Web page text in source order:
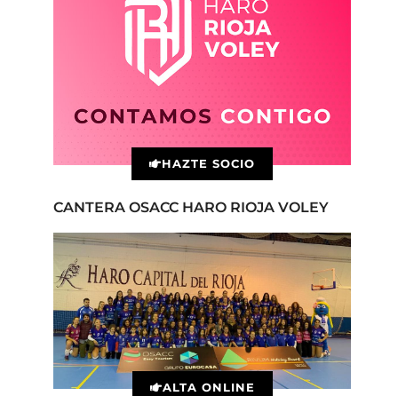
HAZTE SOCIO
CANTERA OSACC HARO RIOJA VOLEY
ALTA ONLINE